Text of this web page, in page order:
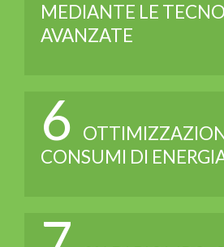
MEDIANTE LE
AVANZATE
6
CONSUMI DI